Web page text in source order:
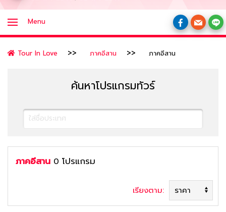
Menu
Tour In Love ภาคอีสาน ภาคอีสาน
ค้นหาโปรแกรมทัวร์
ภาคอีสาน 0 โปรแกรม
เรียงตาม: